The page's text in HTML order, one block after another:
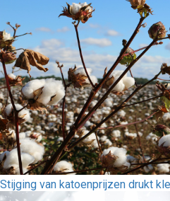
Stijging van katoenprijzen drukt